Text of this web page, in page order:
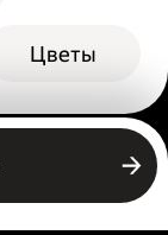
Цветы
Россия